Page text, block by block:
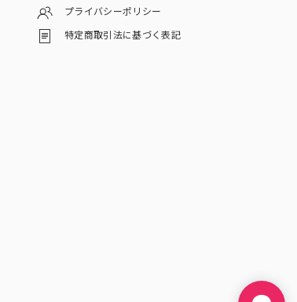
プライバシーポリシー
特定商取引法に基づく表記